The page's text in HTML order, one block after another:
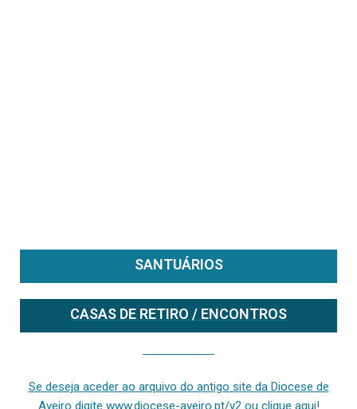
SANTUÁRIOS
CASAS DE RETIRO / ENCONTROS
Se deseja aceder ao arquivo do antigo site da Diocese de
Aveiro digite www.diocese-aveiro.pt/v2 ou clique aqui!